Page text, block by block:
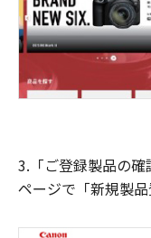
3.「ご登録製品の確
ページで「新規製